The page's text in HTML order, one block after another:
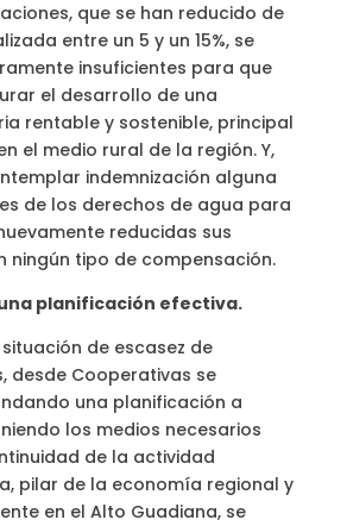
que se han reducido de
entre un 5 y un 15%, se
insuficientes para que
el desarrollo de una
rentable y sostenible, principal
el medio rural de la región. Y,
indemnización alguna
de los derechos de agua para
reducidas sus
ningún tipo de compensación.
planificación efectiva.
de escasez de
desde Cooperativas se
una planificación a
los medios necesarios
de la actividad
pilar de la economía regional y
en el Alto Guadiana, se